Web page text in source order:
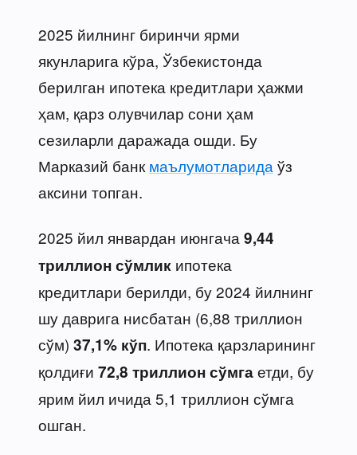
2025 йилнинг биринчи ярми
якунларига кўра, Ўзбекистонда
берилган ипотека кредитлари ҳажми
ҳам, қарз олувчилар сони ҳам
сезиларли даражада ошди. Бу
Марказий банк маълумотларида ўз
аксини топган.
2025 йил январдан июнгача 9,44
триллион сўмлик ипотека
кредитлари берилди, бу 2024 йилнинг
шу даврига нисбатан (6,88 триллион
сўм) 37,1% кўп. Ипотека қарзларининг
қолдиғи 72,8 триллион сўмгаетди, бу
ярим йил ичида 5,1 триллион сўмга
ошган.